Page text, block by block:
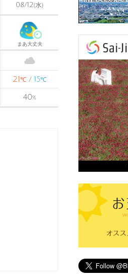
08/12(水)
まあ大丈夫
21 ℃ / 15℃
40%